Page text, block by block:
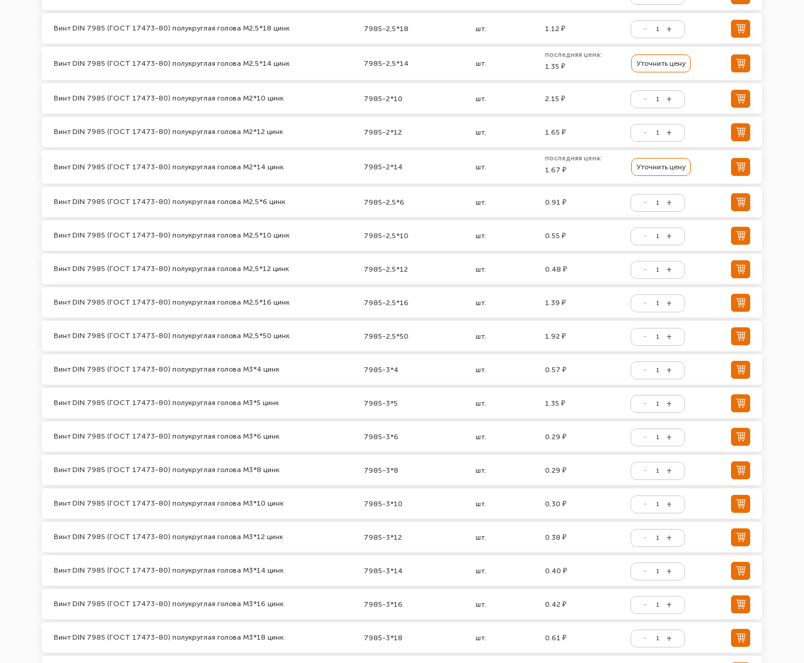
Винт DIN 7985 (ГОСТ 17473-80) полукруглая голова М2,5*18 цинк 7985-2,5*18 шт. 1.12 ₽
Винт DIN 7985 (ГОСТ 17473-80) полукруглая голова М2,5*14 цинк 7985-2,5*14 шт.
последняя цена:
1.35 ₽ Уточнить цену
Винт DIN 7985 (ГОСТ 17473-80) полукруглая голова М2*10 цинк 7985-2*10 шт. 2.15 ₽
Винт DIN 7985 (ГОСТ 17473-80) полукруглая голова М2*12 цинк 7985-2*12 шт. 1.65 ₽
Винт DIN 7985 (ГОСТ 17473-80) полукруглая голова М2*14 цинк 7985-2*14 шт.
последняя цена:
1.67 ₽ Уточнить цену
Винт DIN 7985 (ГОСТ 17473-80) полукруглая голова М2,5*6 цинк 7985-2,5*6 шт. 0.91 ₽
Винт DIN 7985 (ГОСТ 17473-80) полукруглая голова М2,5*10 цинк 7985-2,5*10 шт. 0.55 ₽
Винт DIN 7985 (ГОСТ 17473-80) полукруглая голова М2,5*12 цинк 7985-2,5*12 шт. 0.48 ₽
Винт DIN 7985 (ГОСТ 17473-80) полукруглая голова М2,5*16 цинк 7985-2,5*16 шт. 1.39 ₽
Винт DIN 7985 (ГОСТ 17473-80) полукруглая голова М2,5*50 цинк 7985-2,5*50 шт. 1.92 ₽
Винт DIN 7985 (ГОСТ 17473-80) полукруглая голова М3*4 цинк 7985-3*4 шт. 0.57 ₽
Винт DIN 7985 (ГОСТ 17473-80) полукруглая голова М3*5 цинк 7985-3*5 шт. 1.35 ₽
Винт DIN 7985 (ГОСТ 17473-80) полукруглая голова М3*6 цинк 7985-3*6 шт. 0.29 ₽
Винт DIN 7985 (ГОСТ 17473-80) полукруглая голова М3*8 цинк 7985-3*8 шт. 0.29 ₽
Винт DIN 7985 (ГОСТ 17473-80) полукруглая голова М3*10 цинк 7985-3*10 шт. 0.30 ₽
Винт DIN 7985 (ГОСТ 17473-80) полукруглая голова М3*12 цинк 7985-3*12 шт. 0.38 ₽
Винт DIN 7985 (ГОСТ 17473-80) полукруглая голова М3*14 цинк 7985-3*14 шт. 0.40 ₽
Винт DIN 7985 (ГОСТ 17473-80) полукруглая голова М3*16 цинк 7985-3*16 шт. 0.42 ₽
Винт DIN 7985 (ГОСТ 17473-80) полукруглая голова М3*18 цинк 7985-3*18 шт. 0.61 ₽